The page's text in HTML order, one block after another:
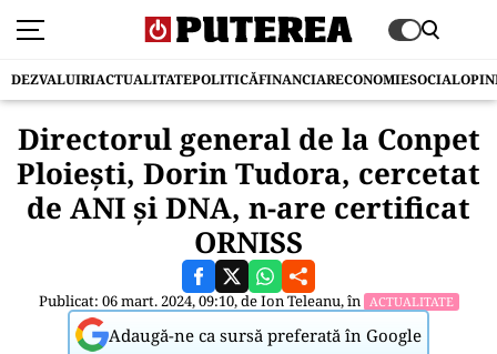
DEZVALUIRIACTUALITATEPOLITICĂFINANCIARECONOMIESOCIAL
Directorul general de la Conpet
Ploiești, Dorin Tudora, cercetat
de ANI și DNA, n-are certificat
ORNISS
Publicat: 06 mart. 2024, 09:10, deIon Teleanu, în ACTUALITATE
Adaugă-ne ca sursă preferată în Google